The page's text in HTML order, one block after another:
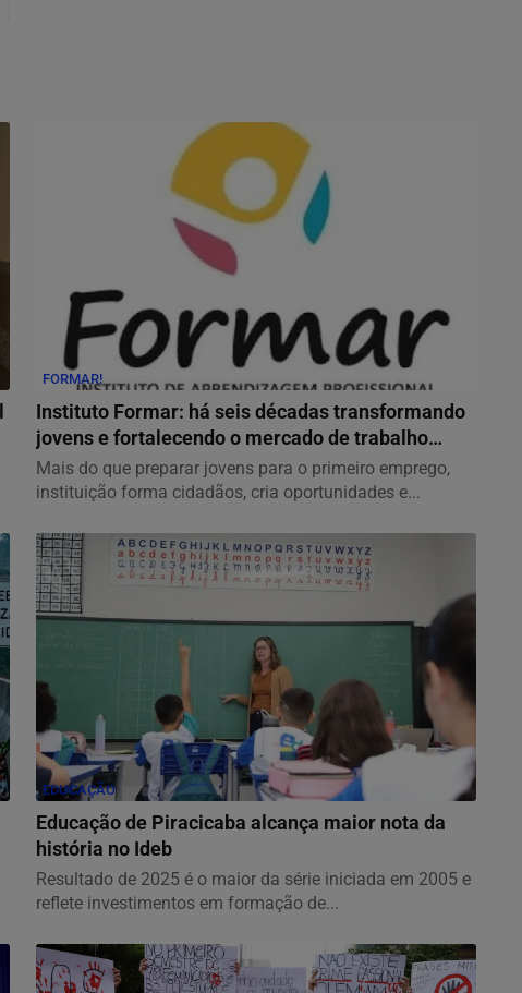
FORMAR!
Instituto Formar: há seis décadas transformando
jovens e fortalecendo o mercado de trabalho
em...
Mais do que preparar jovens para o primeiro emprego,
instituição forma cidadãos, cria oportunidades e...
EDUCAÇÃO
Educação de Piracicaba alcança maior nota da
história no Ideb
Resultado de 2025 é o maior da série iniciada em 2005 e
reflete investimentos em formação de...